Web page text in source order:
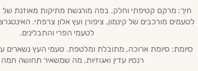
חיך: מרקם קטיפתי וחלק. בפה מורגשת מתיקות מאוזנת
לטעמים מורכבים של קינמון, ציפורן ועץ אלון צרפתי.
לטעמי הפרי והתבלינים.
סיומת: סיומת ארוכה, מתובלת ומלטפת. טעמי העץ נשארים
רנסיו עדין ואגוזיות, מה שמשאיר תחושה חמה